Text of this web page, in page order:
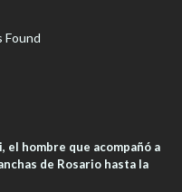
Found
el hombre que acompañó a
de Rosario hasta la